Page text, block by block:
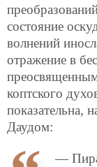
состояние
волнений
отражение в
коптского
показательна,
Даудом:
—